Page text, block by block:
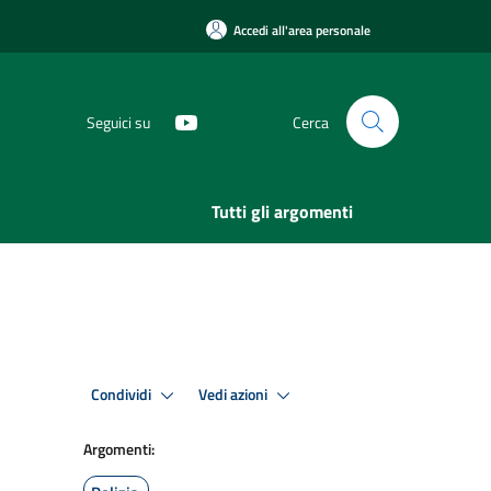
Accedi all'area personale
Seguici su Cerca
Tutti gli argomenti
Condividi Vedi azioni
Argomenti: